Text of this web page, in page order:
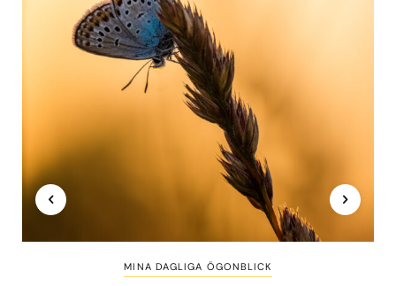
MINA DAGLIGA ÖGONBLICK